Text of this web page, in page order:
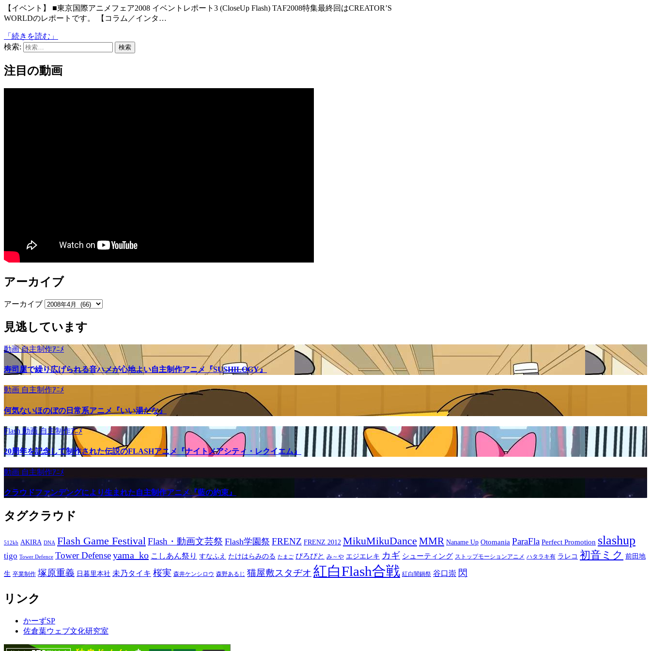
【イベント】 ■東京国際アニメフェア2008 イベントレポート3 (CloseUp Flash) TAF2008特集最終回はCREATOR’S
WORLDのレポートです。 【コラム／インタ…
「続きを読む」
検索:
注目の動画
アーカイブ
アーカイブ
見逃しています
動画自主制作ｱﾆﾒ
寿司屋で繰り広げられる音ハメが心地よい自主制作アニメ『SUSHILOGY』
動画 自主制作ｱﾆﾒ
何気ないほのぼの日常系アニメ『いい湯だな』
Flash 動画自主制作ｱﾆﾒ
20周年を記念して制作された伝説のFLASHアニメ『ナイトメアシティ・レクイエム』
動画 自主制作ｱﾆﾒ
クラウドファンデングにより生まれた自主制作アニメ『藍の約束』
タグクラウド
512kb AKIRA DNA Flash Game Festival Flash・動画文芸祭 Flash学園祭 FRENZ FRENZ 2012 MikuMikuDance MMR Naname Up Otomania ParaFla Perfect Promotion slashup
tigo Tower Defence Tower Defenseyama_ko こしあん祭り すなふえ たけはらみのる たまご ぴろぴと み～や エジエレキ カギ シューティング ストップモーションアニメ ハタラキ有 ラレコ 初音ミク 前田地
生 卒業制作 塚原重義 日暮里本社 未乃タイキ 桜実 森井ケンシロウ 森野あるじ 猫屋敷スタヂオ 紅白Flash合戦 紅白闇鍋祭 谷口崇 閃
リンク
かーずSP
佐倉葉ウェブ文化研究室